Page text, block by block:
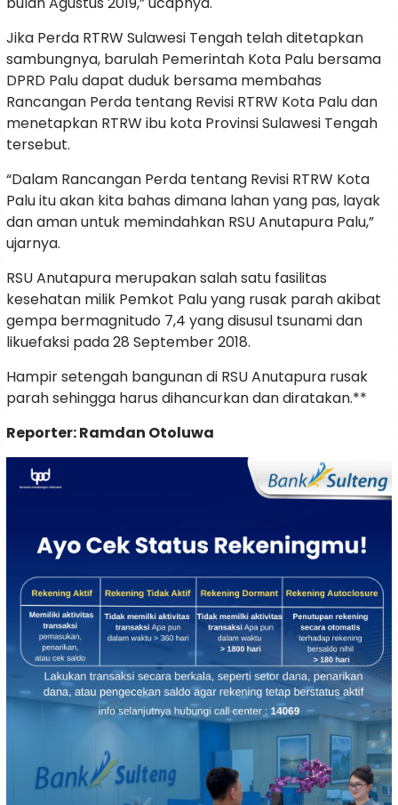
Jika Perda RTRW Sulawesi Tengah telah ditetapkan
sambungnya, barulah Pemerintah Kota Palu bersama
DPRD Palu dapat duduk bersama membahas
Rancangan Perda tentang Revisi RTRW Kota Palu dan
menetapkan RTRW ibu kota Provinsi Sulawesi Tengah
tersebut.
“Dalam Rancangan Perda tentang Revisi RTRW Kota
Palu itu akan kita bahas dimana lahan yang pas, layak
dan aman untuk memindahkan RSU Anutapura Palu,”
ujarnya.
RSU Anutapura merupakan salah satu fasilitas
kesehatan milik Pemkot Palu yang rusak parah akibat
gempa bermagnitudo 7,4 yang disusul tsunami dan
likuefaksi pada 28 September 2018.
Hampir setengah bangunan di RSU Anutapura rusak
parah sehingga harus dihancurkan dan diratakan.**
Reporter: Ramdan Otoluwa